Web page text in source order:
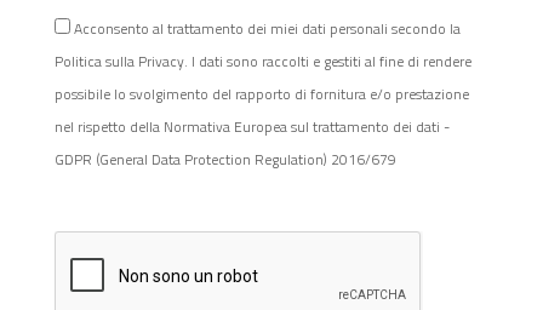
Acconsento al trattamento dei miei dati personali secondo la
Politica sulla Privacy. I dati sono raccolti e gestiti al fine di rendere
possibile lo svolgimento del rapporto di fornitura e/o prestazione
nel rispetto della Normativa Europea sul trattamento dei dati -
GDPR (General Data Protection Regulation) 2016/679